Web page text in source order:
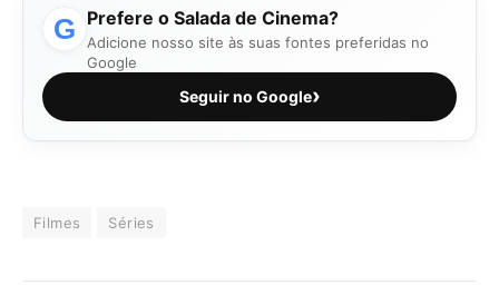
G Prefere o Salada de Cinema?
Adicione nosso site às suas fontes preferidas no
Google
Seguir no Google›
Filmes Séries